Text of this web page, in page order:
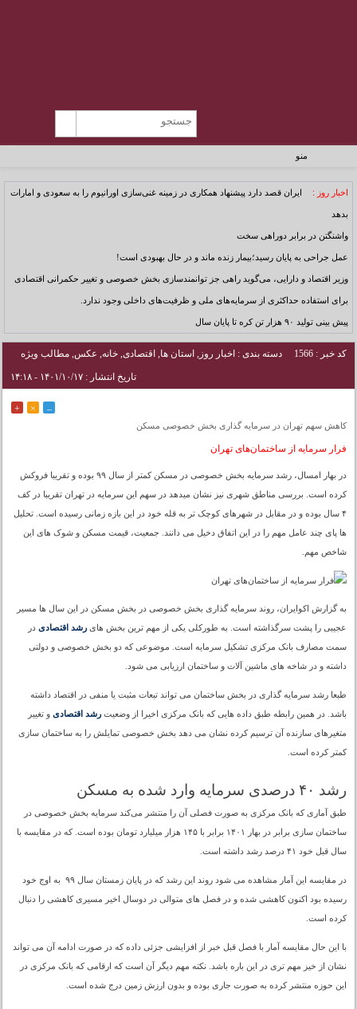
منو
اخبار روز : ایران قصد دارد پیشنهاد همکاری در زمینه غنی‌سازی اورانیوم را به سعودی و امارات
بدهد
واشنگتن در برابر دوراهی سخت
عمل جراحی به پایان رسید؛بیمار زنده ماند و در حال بهبودی است!
وزیر اقتصاد و دارایی، می‌گوید راهی جز توانمندسازی بخش خصوصی و تغییر حکمرانی اقتصادی
برای استفاده حداکثری از سرمایه‌های ملی و ظرفیت‌های داخلی وجود ندارد.
پیش بینی تولید ۹۰ هزار تن کره تا پایان سال
کد خبر : 1566 دسته بندی : اخبار روز , استان ها, اقتصادی,خانه, عکس,مطالب ویژه
تاریخ انتشار : ۱۴۰۱/۱۰/۱۷ - ۱۴:۱۸
–
×
+
کاهش سهم تهران در سرمایه گذاری بخش خصوصی مسکن
فرار سرمایه از ساختمان‌های تهران
در بهار امسال، رشد سرمایه بخش خصوصی در مسکن کمتر از سال ۹۹ بوده و تقریبا فروکش
کرده است. بررسی مناطق شهری نیز نشان میدهد در سهم این سرمایه در تهران تقریبا در کف
۴ سال بوده و در مقابل در شهرهای کوچک تر به قله خود در این بازه زمانی رسیده است. تحلیل
ها پای چند عامل مهم را در این اتفاق دخیل می دانند. جمعیت، قیمت مسکن و شوک های این
شاخص مهم.
به گزارش اکوایران، روند سرمایه گذاری بخش خصوصی در بخش مسکن در این سال ها مسیر
عجیبی را پشت سرگذاشته است. به طورکلی یکی از مهم ترین بخش هایرشد اقتصادی در
سمت مصارف بانک مرکزی تشکیل سرمایه است. موضوعی که دو بخش خصوصی و دولتی
داشته و در شاخه های ماشین آلات و ساختمان ارزیابی می شود.
طبعا رشد سرمایه گذاری در بخش ساختمان می تواند تبعات مثبت یا منفی در اقتصاد داشته
باشد. در همین رابطه طبق داده هایی که بانک مرکزی اخیرا از وضعیترشد اقتصادی و تغییر
متغیرهای سازنده آن ترسیم کرده نشان می دهد بخش خصوصی تمایلش را به ساختمان سازی
کمتر کرده است.
رشد ۴۰ درصدی سرمایه وارد شده به مسکن
طبق آماری که بانک مرکزی به صورت فصلی آن را منتشر می‌کند سرمایه بخش خصوصی در
ساختمان سازی برابر در بهار ۱۴۰۱ برابر با ۱۴۵ هزار میلیارد تومان بوده است. که در مقایسه با
سال قبل خود ۴۱ درصد رشد داشته است.
در مقایسه این آمار مشاهده می شود روند این رشد که در پایان زمستان سال ۹۹ به اوج خود
رسیده بود اکنون کاهشی شده و در فصل های متوالی در دوسال اخیر مسیری کاهشی را دنبال
کرده است.
با این حال مقایسه آمار با فصل قبل خبر از افزایشی جزئی داده که در صورت ادامه آن می تواند
نشان از خیز مهم تری در این باره باشد. نکته مهم دیگر آن است که ارقامی که بانک مرکزی در
این حوزه منتشر کرده به صورت جاری بوده و بدون ارزش زمین درج شده است.